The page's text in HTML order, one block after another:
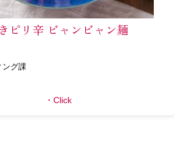
ピリ辛 ビャンビャン麺
ング課
Click